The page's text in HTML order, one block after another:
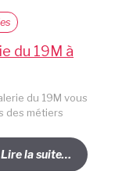
du 19M à
du 19M vous
des métiers
Lire la suite…